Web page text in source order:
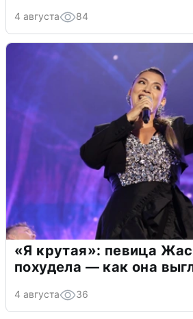
4 августа 84
«Я крутая»: певица
похудела — как она
4 августа 36